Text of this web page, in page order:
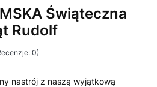
Świąteczna
Rudolf
0)
nastrój z naszą wyjątkową